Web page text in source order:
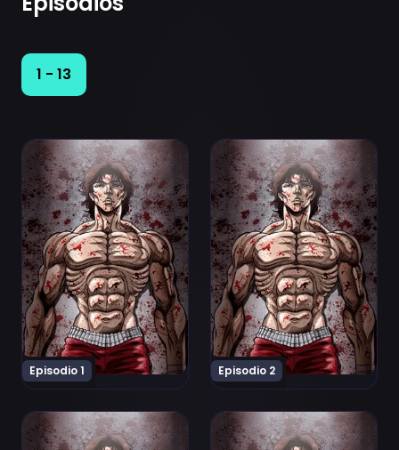
1 - 13
Episodio 1
Ver Baki: Dai Raitaisai-hen Episodio 1
Episodio 2
Ver Baki: Dai Raitaisai-hen
Ver Baki: Dai Raitaisai-hen Episodio 3Ver Baki: Dai Raitaisai-hen